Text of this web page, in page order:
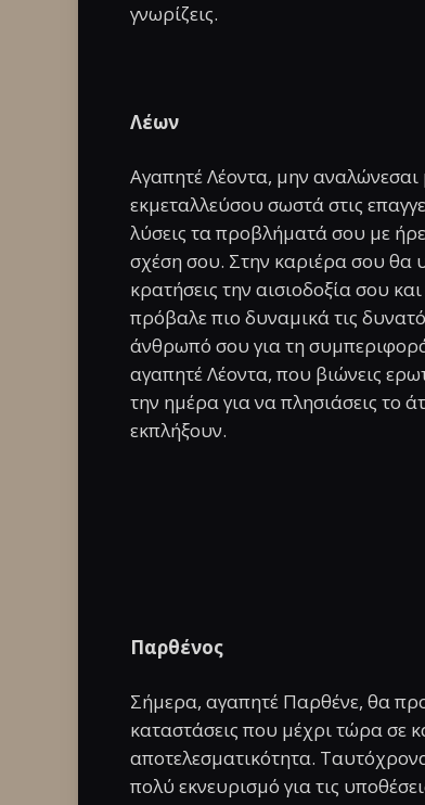
γνωρίζεις.
Λέων
Αγαπητέ Λέοντα, μην
εκμεταλλεύσου σωστά στις
λύσεις τα προβλήματά σου με
σχέση σου. Στην καριέρα σου θα
κρατήσεις την αισιοδοξία σου
πρόβαλε πιο δυναμικά τις
άνθρωπό σου για τη
αγαπητέ Λέοντα, που βιώνεις
την ημέρα για να πλησιάσεις το
εκπλήξουν.
Παρθένος
Σήμερα, αγαπητέ Παρθένε, θα
καταστάσεις που μέχρι τώρα σε
αποτελεσματικότητα.
πολύ εκνευρισμό για τις